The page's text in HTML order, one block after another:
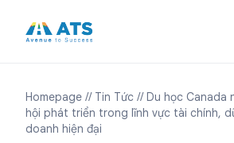
Homepage // Tin Tức // Du học Canada
hội phát triển trong lĩnh vực tài chính,
doanh hiện đại